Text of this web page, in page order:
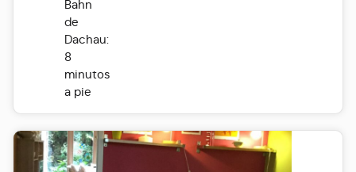
Bahn
de
Dachau:
8
minutos
a pie